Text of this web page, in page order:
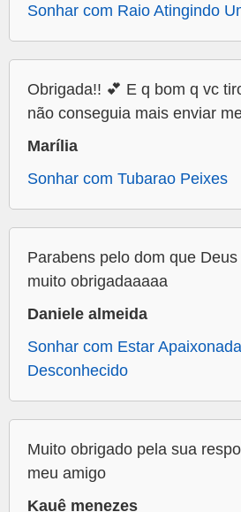
Sonhar com Raio Atingindo
Obrigada!! 💕 E q bom q vc
não conseguia mais enviar
Marília
Sonhar com Tubarao Peixes
Parabens pelo dom que
muito obrigadaaaaa
Daniele almeida
Sonhar com Estar
Desconhecido
Muito obrigado pela sua
meu amigo
Kauê menezes